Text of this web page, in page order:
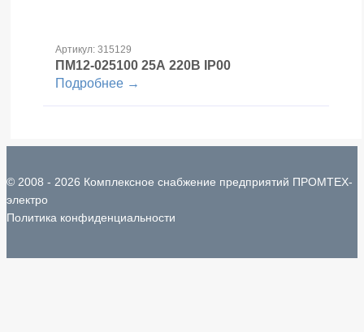
Артикул: 315129
ПМ12-025100 25А 220В IP00
Подробнее →
© 2008 - 2026 Комплексное снабжение предприятий ПРОМТЕХ-
электро
Политика конфиденциальности